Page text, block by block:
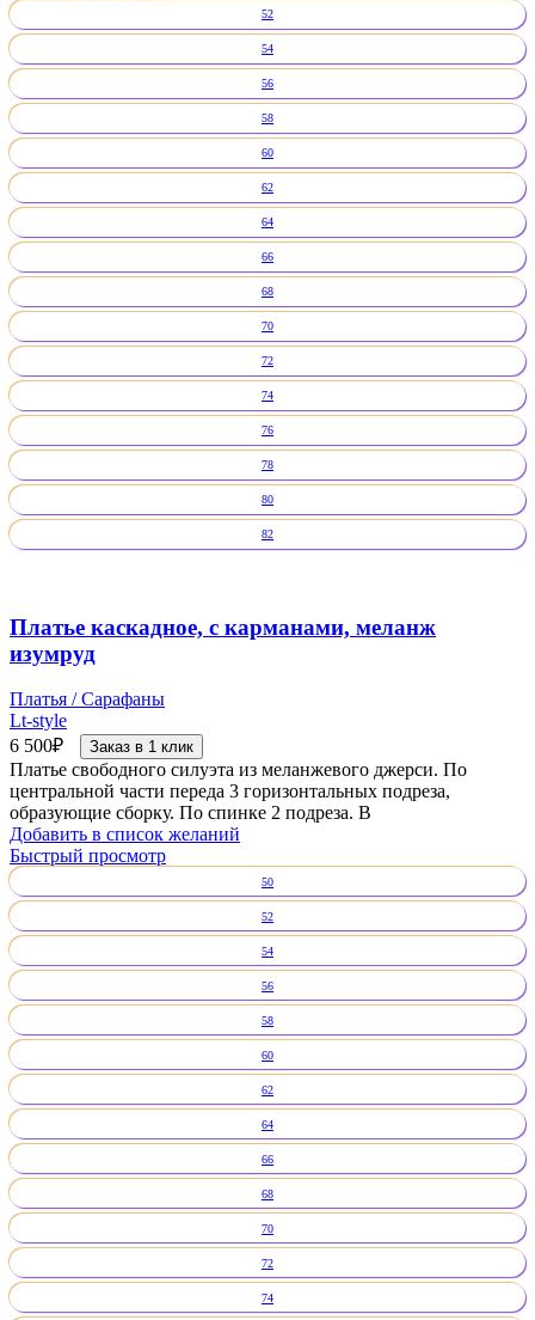
52
54
56
58
60
62
64
66
68
70
72
74
76
78
80
82
Платье каскадное, с карманами, меланж
изумруд
Платья / Сарафаны
Lt-style
6 500₽ Заказ в 1 клик
Платье свободного силуэта из меланжевого джерси. По
центральной части переда 3 горизонтальных подреза,
образующие сборку. По спинке 2 подреза. В
Добавить в список желаний
Быстрый просмотр
50
52
54
56
58
60
62
64
66
68
70
72
74